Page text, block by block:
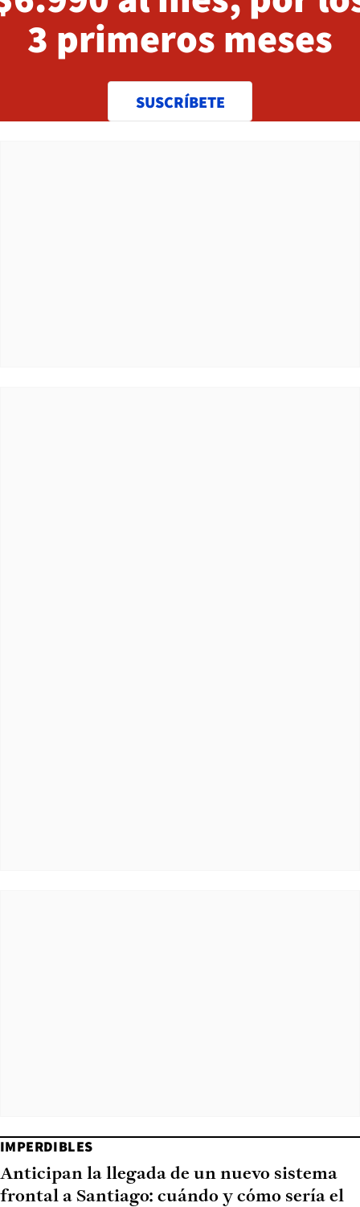
3 primeros meses
SUSCRÍBETE
IMPERDIBLES
Anticipan la llegada de un nuevo sistema
frontal a Santiago: cuándo y cómo sería el